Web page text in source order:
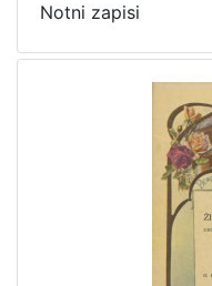
Notni zapisi